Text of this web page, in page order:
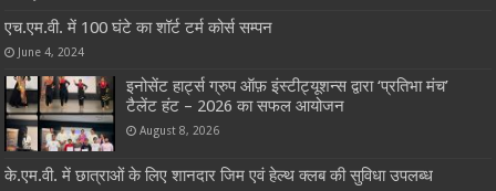
एच.एम.वी. में 100 घंटे का शॉर्ट टर्म कोर्स सम्पन
June 4, 2024
इनोसेंट हार्ट्स ग्रुप ऑफ़ इंस्टीट्यूशन्स द्वारा ‘प्रतिभा मंच’
टैलेंट हंट – 2026 का सफल आयोजन
August 8, 2026
के.एम.वी. में छात्राओं के लिए शानदार जिम एवं हेल्थ क्लब की सुविधा उपलब्ध